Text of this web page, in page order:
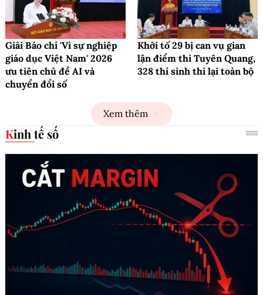
Giải Báo chí 'Vì sự nghiệp
giáo dục Việt Nam' 2026
ưu tiên chủ đề AI và
chuyển đổi số
Khởi tố 29 bị can vụ gian
lận điểm thi Tuyên Quang,
328 thí sinh thi lại toàn bộ
Xem thêm
Kinh tế số